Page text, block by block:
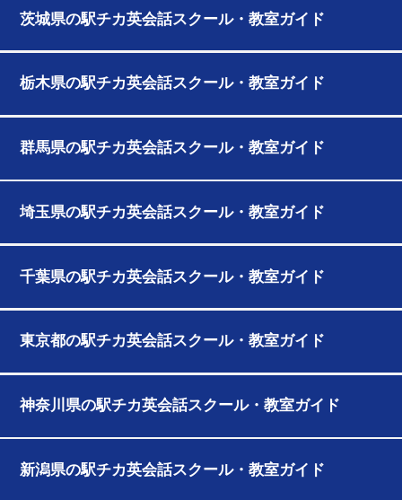
茨城県の駅チカ英会話スクール・教室ガイド
栃木県の駅チカ英会話スクール・教室ガイド
群馬県の駅チカ英会話スクール・教室ガイド
埼玉県の駅チカ英会話スクール・教室ガイド
千葉県の駅チカ英会話スクール・教室ガイド
東京都の駅チカ英会話スクール・教室ガイド
神奈川県の駅チカ英会話スクール・教室ガイド
新潟県の駅チカ英会話スクール・教室ガイド